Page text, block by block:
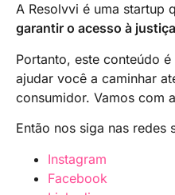
A Resolvvi é uma startup
garantir o acesso à justiça
Portanto, este conteúdo
ajudar você a caminhar
consumidor. Vamos com
Então nos siga nas redes
Instagram
Facebook